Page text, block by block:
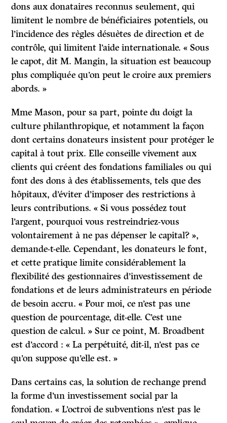
dons aux donataires reconnus seulement, qui
limitent le nombre de bénéficiaires potentiels, ou
l’incidence des règles désuètes de direction et de
contrôle, qui limitent l’aide internationale. « Sous
le capot, dit M. Mangin, la situation est beaucoup
plus compliquée qu’on peut le croire aux premiers
abords. »
Mme Mason, pour sa part, pointe du doigt la
culture philanthropique, et notamment la façon
dont certains donateurs insistent pour protéger le
capital à tout prix. Elle conseille vivement aux
clients qui créent des fondations familiales ou qui
font des dons à des établissements, tels que des
hôpitaux, d’éviter d’imposer des restrictions à
leurs contributions. « Si vous possédez tout
l’argent, pourquoi vous restreindriez-vous
volontairement à ne pas dépenser le capital? »,
demande-t-elle. Cependant, les donateurs le font,
et cette pratique limite considérablement la
flexibilité des gestionnaires d’investissement de
fondations et de leurs administrateurs en période
de besoin accru. « Pour moi, ce n’est pas une
question de pourcentage, dit-elle. C’est une
question de calcul. » Sur ce point, M. Broadbent
est d’accord : « La perpétuité, dit-il, n’est pas ce
qu’on suppose qu’elle est. »
Dans certains cas, la solution de rechange prend
la forme d’un investissement social par la
fondation. « L’octroi de subventions n’est pas le